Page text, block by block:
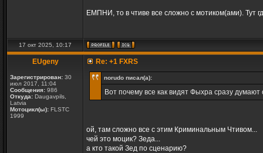
ЕМПНИ, то в чтиве все сложно с мотиком(ами). Тут
17 окт 2025, 10:17
EUgeny
Зарегистрирован: 30
июл 2017, 11:04
Сообщения: 986
Откуда: Daugavpils,
Latvia
Мотоцикл(ы): FLSTC
1999
Re: +1 FXRS
norudo писал(а):
Вот почему все как видят Фыхра сразу
ой, там сложно все с этим Криминальным Чтивом...
чей это моцик? Зеда...
а кто такой Зед по сценарию?